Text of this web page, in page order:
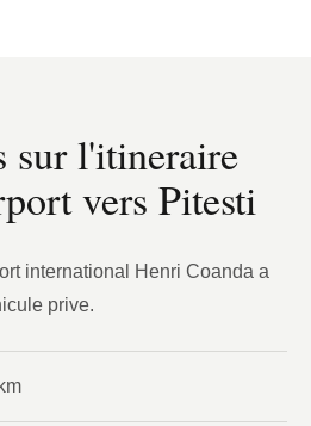
sur l'itineraire
vers Pitesti
international Henri Coanda a
prive.